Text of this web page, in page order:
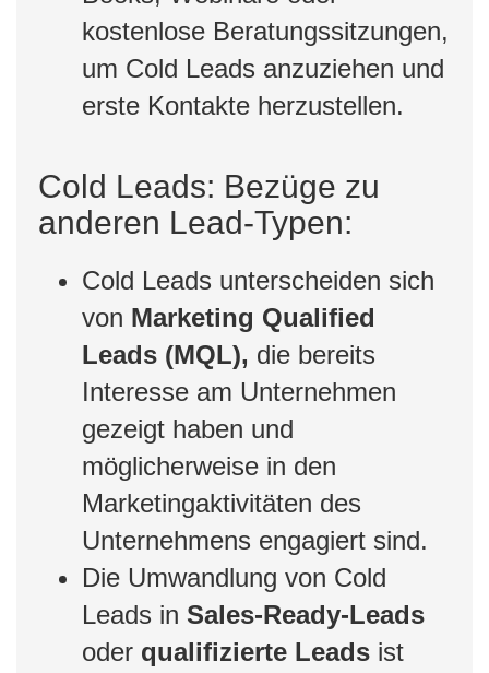
kostenlose Beratungssitzungen,
um Cold Leads anzuziehen und
erste Kontakte herzustellen.
Cold Leads: Bezüge zu
anderen Lead-Typen:
Cold Leads unterscheiden sich
von Marketing Qualified
Leads (MQL), die bereits
Interesse am Unternehmen
gezeigt haben und
möglicherweise in den
Marketingaktivitäten des
Unternehmens engagiert sind.
Die Umwandlung von Cold
Leads in Sales-Ready-Leads
oder qualifizierte Leads ist